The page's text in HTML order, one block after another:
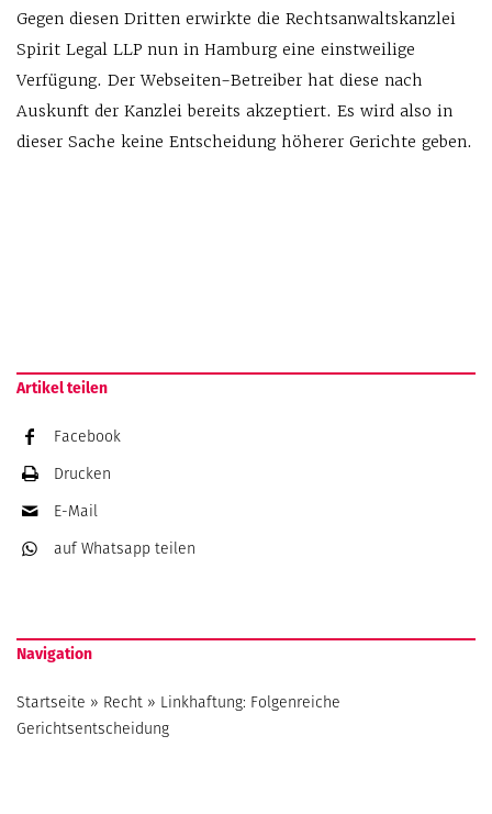
Gegen diesen Dritten erwirkte die Rechtsanwaltskanzlei
Spirit Legal LLP nun in Hamburg eine einstweilige
Verfügung. Der Webseiten-Betreiber hat diese nach
Auskunft der Kanzlei bereits akzeptiert. Es wird also in
dieser Sache keine Entscheidung höherer Gerichte geben.
Artikel teilen
Facebook
Drucken
E-Mail
auf Whatsapp teilen
Navigation
Startseite » Recht » Linkhaftung: Folgenreiche
Gerichtsentscheidung